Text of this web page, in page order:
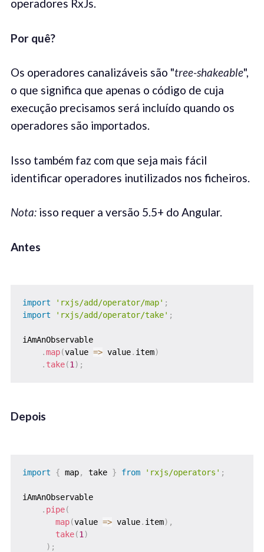
operadores RxJs.
Por quê?
Os operadores canalizáveis são "tree-shakeable",
o que significa que apenas o código de cuja
execução precisamos será incluído quando os
operadores são importados.
Isso também faz com que seja mais fácil
identificar operadores inutilizados nos ficheiros.
Nota:isso requer a versão 5.5+ do Angular.
Antes
import 'rxjs/add/operator/map' ;
import
'rxjs/add/operator/take' ;
iAmAnObservable
.map(value => value. item)
. take(1) ;
Depois
import { map, take } from 'rxjs/operators' ;
iAmAnObservable
. pipe(
map(value => value. item) ,
take(1 )
) ;